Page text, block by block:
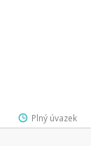
Plný úvazek